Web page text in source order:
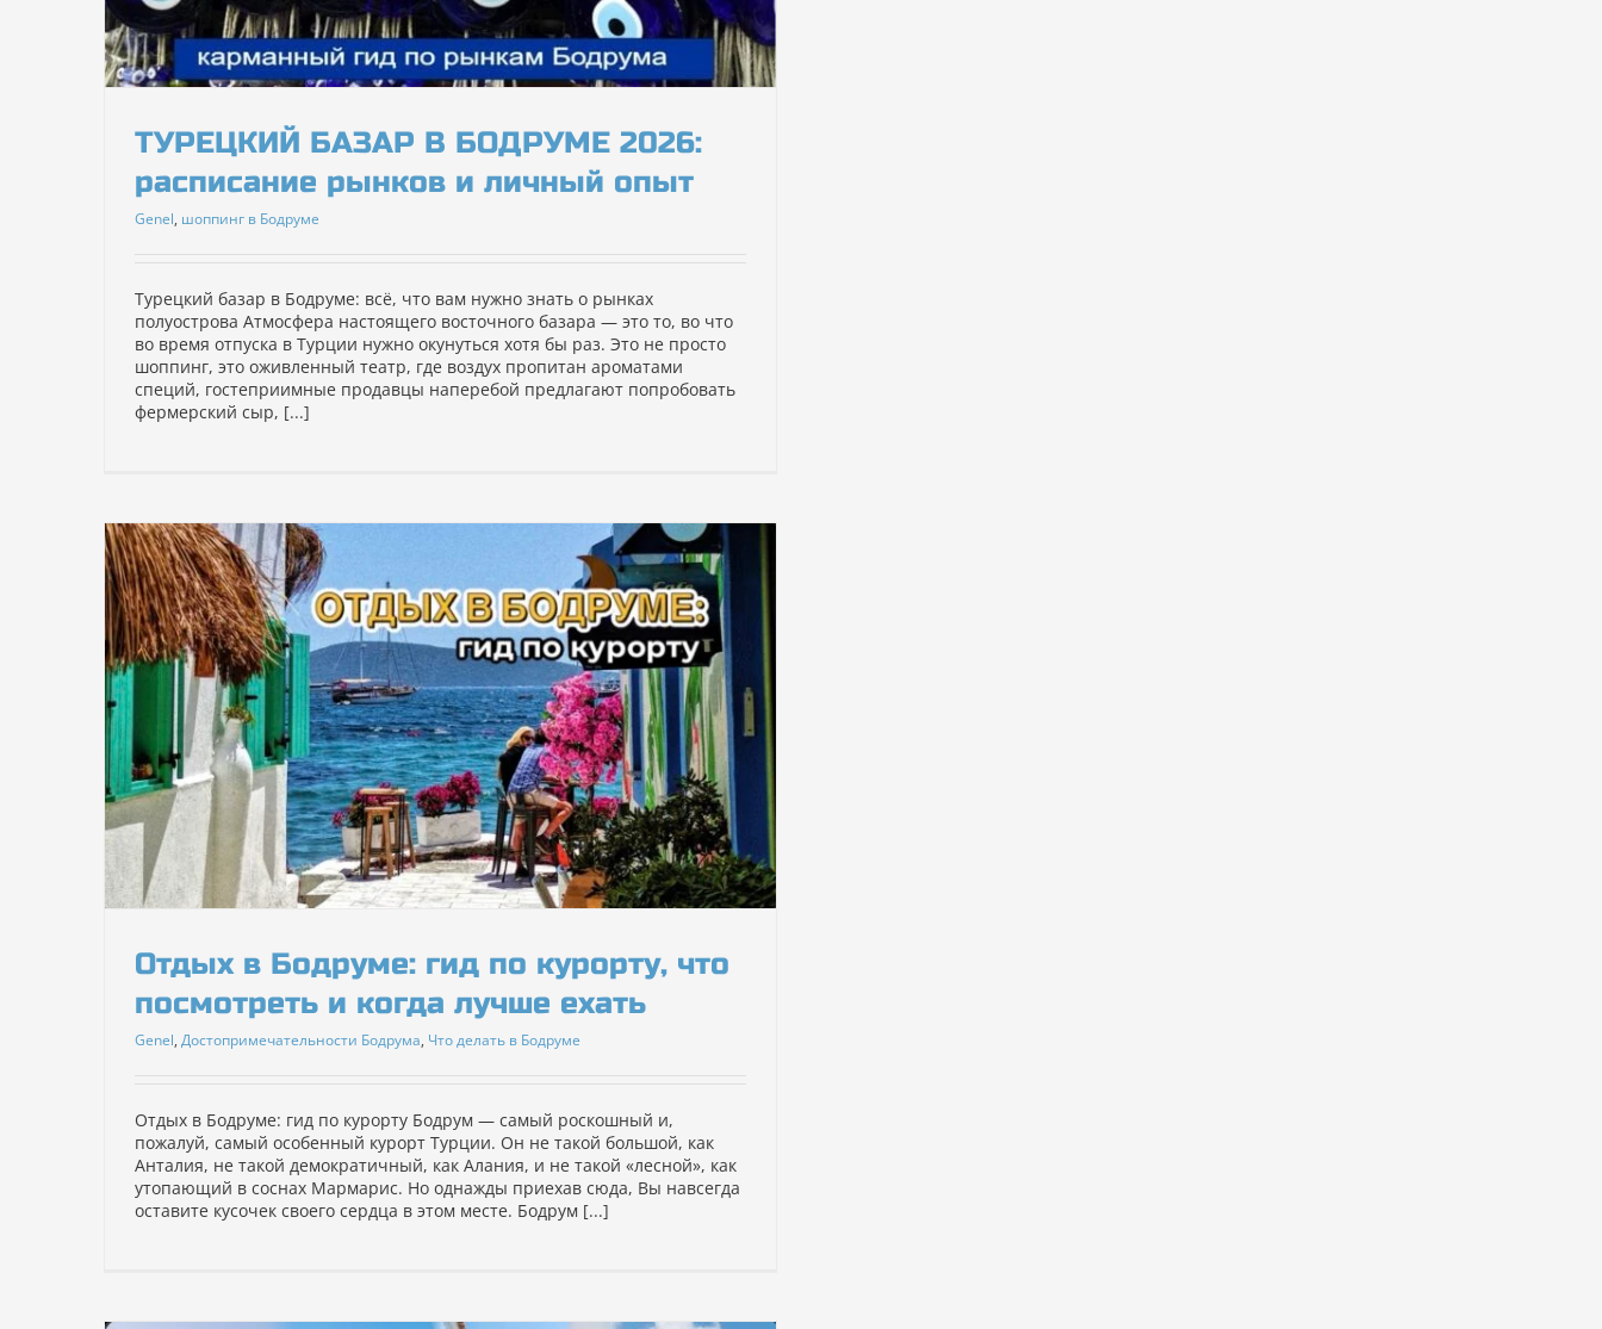
ТУРЕЦКИЙ БАЗАР В БОДРУМЕ 2026:
расписание рынков и личный опыт
Genel, шоппинг в Бодруме
Турецкий базар в Бодруме: всё, что вам нужно знать о рынках
полуострова Атмосфера настоящего восточного базара — это то, во что
во время отпуска в Турции нужно окунуться хотя бы раз. Это не просто
шоппинг, это оживленный театр, где воздух пропитан ароматами
специй, гостеприимные продавцы наперебой предлагают попробовать
фермерский сыр, [...]
Отдых в Бодруме: гид по курорту, что
посмотреть и когда лучше ехать
Genel, Достопримечательности Бодрума, Что делать в Бодруме
Отдых в Бодруме: гид по курорту Бодрум — самый роскошный и,
пожалуй, самый особенный курорт Турции. Он не такой большой, как
Анталия, не такой демократичный, как Алания, и не такой «лесной», как
утопающий в соснах Мармарис. Но однажды приехав сюда, Вы навсегда
оставите кусочек своего сердца в этом месте. Бодрум [...]